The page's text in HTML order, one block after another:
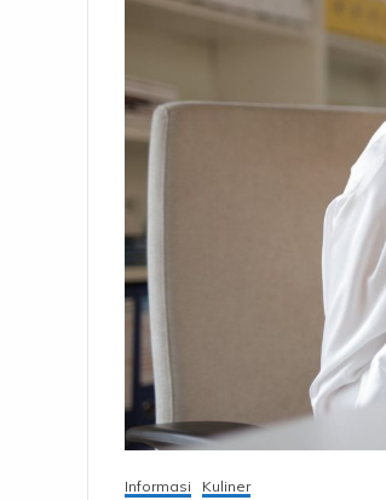
Informasi Kuliner